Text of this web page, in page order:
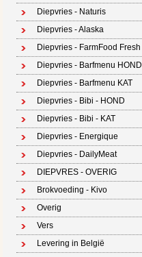
Diepvries - Naturis
Diepvries - Alaska
Diepvries - FarmFood Fresh
Diepvries - Barfmenu HOND
Diepvries - Barfmenu KAT
Diepvries - Bibi - HOND
Diepvries - Bibi - KAT
Diepvries - Energique
Diepvries - DailyMeat
DIEPVRES - OVERIG
Brokvoeding - Kivo
Overig
Vers
Levering in België